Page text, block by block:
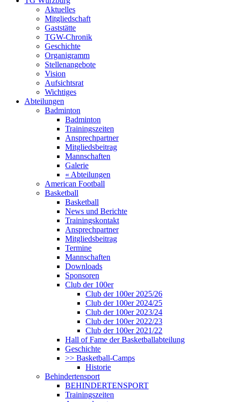
Aktuelles
Mitgliedschaft
Gaststätte
TGW-Chronik
Geschichte
Organigramm
Stellenangebote
Vision
Aufsichtsrat
Wichtiges
Abteilungen
Badminton
Badminton
Trainingszeiten
Ansprechpartner
Mitgliedsbeitrag
Mannschaften
Galerie
« Abteilungen
American Football
Basketball
Basketball
News und Berichte
Trainingskontakt
Ansprechpartner
Mitgliedsbeitrag
Termine
Mannschaften
Downloads
Sponsoren
Club der 100er
Club der 100er 2025/26
Club der 100er 2024/25
Club der 100er 2023/24
Club der 100er 2022/23
Club der 100er 2021/22
Hall of Fame der Basketballabteilung
Geschichte
>> Basketball-Camps
Historie
Behindertensport
BEHINDERTENSPORT
Trainingszeiten